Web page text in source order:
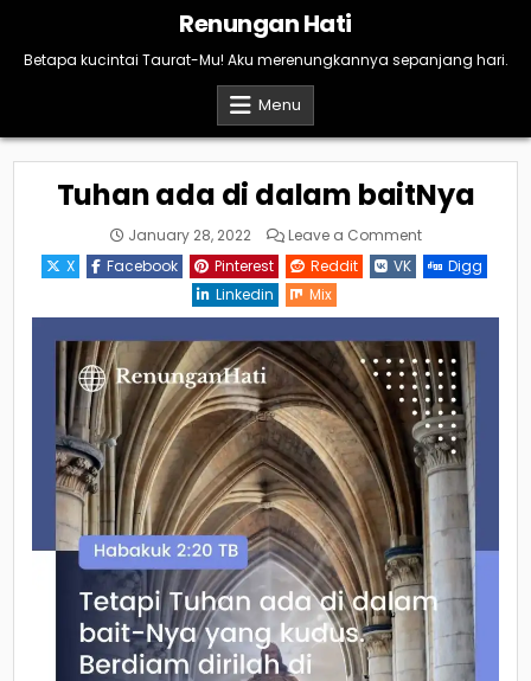
content
Renungan Hati
Betapa kucintai Taurat-Mu! Aku merenungkannya sepanjang hari.
Menu
Tuhan ada di dalam baitNya
January 28, 2022 Leave a Commenton
ada
di
X Facebook Pinterest Reddit VK
Digg
Linkedin
Mix